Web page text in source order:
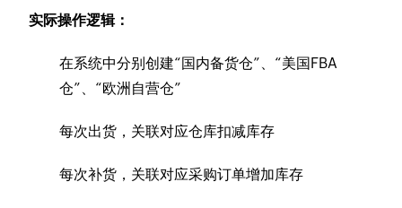
实际操作逻辑：
在系统中分别创建“国内备货仓”、“美国FBA
仓”、“欧洲自营仓”
每次出货，关联对应仓库扣减库存
每次补货，关联对应采购订单增加库存